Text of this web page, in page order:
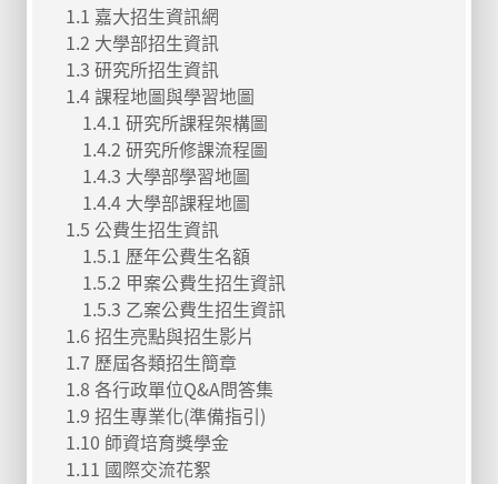
1.1 嘉大招生資訊網
1.2 大學部招生資訊
1.3 研究所招生資訊
1.4 課程地圖與學習地圖
1.4.1 研究所課程架構圖
1.4.2 研究所修課流程圖
1.4.3 大學部學習地圖
1.4.4 大學部課程地圖
1.5 公費生招生資訊
1.5.1 歷年公費生名額
1.5.2 甲案公費生招生資訊
1.5.3 乙案公費生招生資訊
1.6 招生亮點與招生影片
1.7 歷屆各類招生簡章
1.8 各行政單位Q&A問答集
1.9 招生專業化(準備指引)
1.10 師資培育獎學金
1.11 國際交流花絮